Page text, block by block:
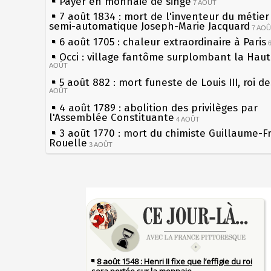
7 AOÛT
7 août 1834 : mort de l'inventeur du
semi-automatique Joseph-Marie Jacquard 7
6 août 1705 : chaleur extraordinaire à Paris
Occi : village fantôme surplombant la
AOÛT
5 août 882 : mort funeste de Louis III, roi
AOÛT
4 août 1789 : abolition des privilèges par
l'Assemblée Constituante 4 AOÛT
3 août 1770 : mort du chimiste Guillaume-
Rouelle 3 AOÛT
Musée Jean de La Fontaine : réouverture
1er août 1589 : Henri III est poignardé à
par Jacques Clément, moine jacobin 1ER AOÛT
31 juillet 1899 : décret instaurant les
boîtes aux lettres en fonte de Léon Mougeot
30 juillet 1918 : mort d'Auguste Poulain,
les siècles
27 mai 1610 : supplice de François
du roi Henri IV
Pierre qui roule n'amasse pas mousse
Qui aime bien châtie bien
Tout vient à point à qui sait attendre